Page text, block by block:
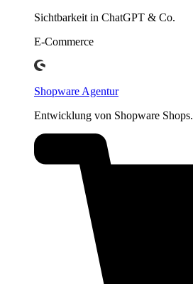
Sichtbarkeit in ChatGPT & Co.
E-Commerce
Shopware Agentur
Entwicklung von Shopware Shops.